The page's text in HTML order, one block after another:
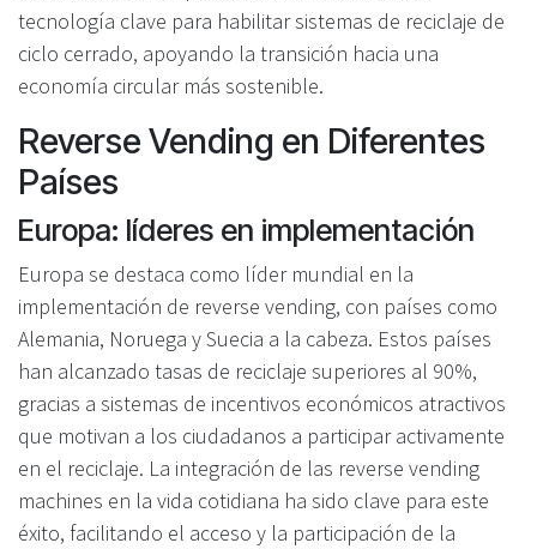
tecnología clave para habilitar sistemas de reciclaje de
ciclo cerrado, apoyando la transición hacia una
economía circular más sostenible.
Reverse Vending en Diferentes
Países
Europa: líderes en implementación
Europa se destaca como líder mundial en la
implementación de reverse vending, con países como
Alemania, Noruega y Suecia a la cabeza. Estos países
han alcanzado tasas de reciclaje superiores al 90%,
gracias a sistemas de incentivos económicos atractivos
que motivan a los ciudadanos a participar activamente
en el reciclaje. La integración de las reverse vending
machines en la vida cotidiana ha sido clave para este
éxito, facilitando el acceso y la participación de la